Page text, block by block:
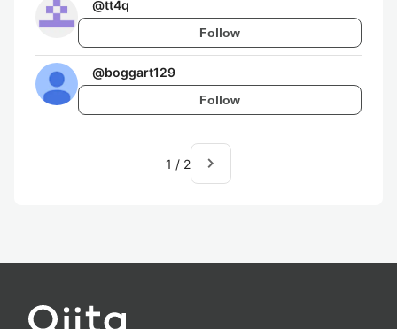
@tt4q
Follow
@boggart129
Follow
1 / 2 navigate_next